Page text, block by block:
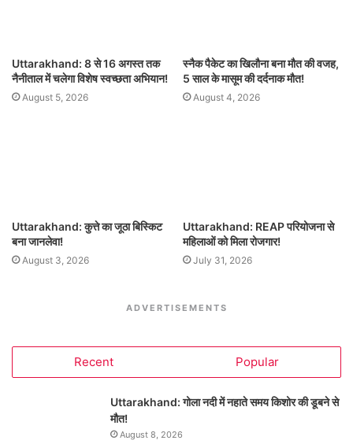
Uttarakhand: 8 से 16 अगस्त तक
नैनीताल में चलेगा विशेष स्वच्छता अभियान!
August 5, 2026
स्नैक पैकेट का खिलौना बना मौत की वजह,
5 साल के मासूम की दर्दनाक मौत!
August 4, 2026
Uttarakhand: कुत्ते का जूठा बिस्किट
बना जानलेवा!
August 3, 2026
Uttarakhand: REAP परियोजना से
महिलाओं को मिला रोजगार!
July 31, 2026
ADVERTISEMENTS
Recent Popular
Uttarakhand: गोला नदी में नहाते समय किशोर की डूबने से
मौत!
August 8, 2026